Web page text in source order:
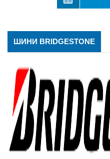
ШИНИ BRIDGESTONE